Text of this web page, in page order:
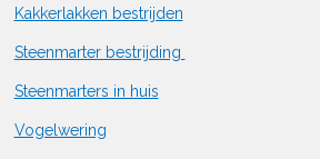
Kakkerlakken bestrijden
Steenmarter bestrijding
Steenmarters in huis
Vogelwering